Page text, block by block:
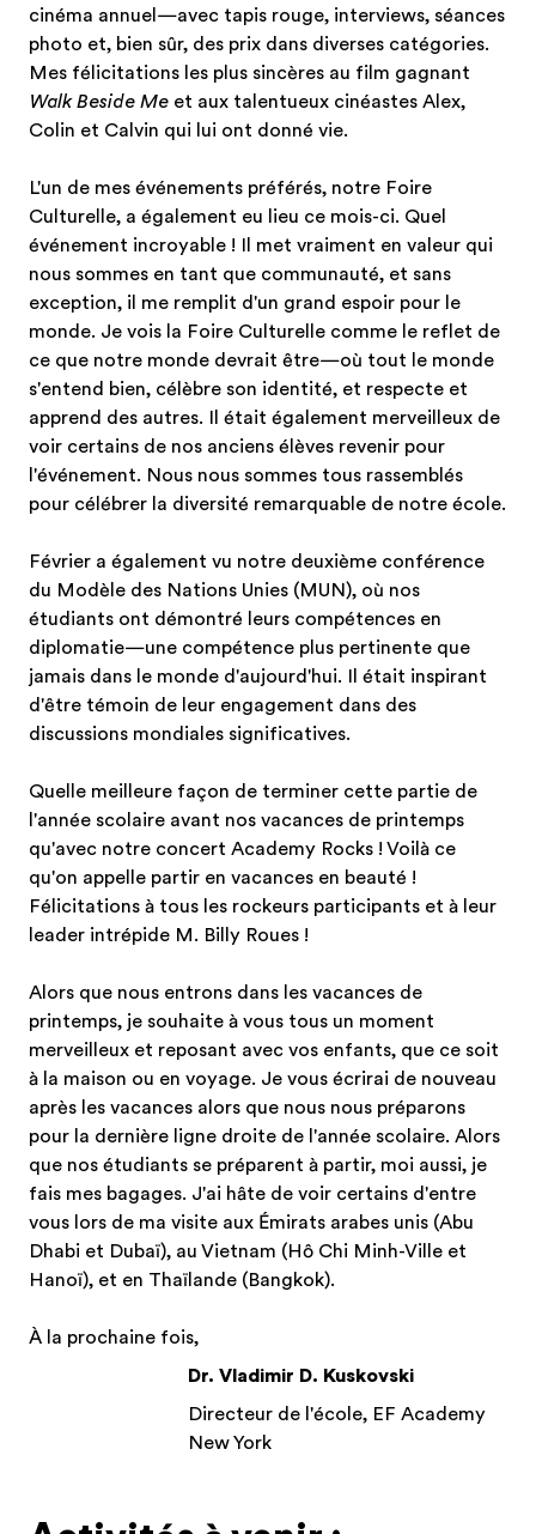
cinéma annuel—avec tapis rouge, interviews, séances
photo et, bien sûr, des prix dans diverses catégories.
Mes félicitations les plus sincères au film gagnant
Walk Beside Me et aux talentueux cinéastes Alex,
Colin et Calvin qui lui ont donné vie.
L'un de mes événements préférés, notre Foire
Culturelle, a également eu lieu ce mois-ci. Quel
événement incroyable ! Il met vraiment en valeur qui
nous sommes en tant que communauté, et sans
exception, il me remplit d'un grand espoir pour le
monde. Je vois la Foire Culturelle comme le reflet de
ce que notre monde devrait être—où tout le monde
s'entend bien, célèbre son identité, et respecte et
apprend des autres. Il était également merveilleux de
voir certains de nos anciens élèves revenir pour
l'événement. Nous nous sommes tous rassemblés
pour célébrer la diversité remarquable de notre école.
Février a également vu notre deuxième conférence
du Modèle des Nations Unies (MUN), où nos
étudiants ont démontré leurs compétences en
diplomatie—une compétence plus pertinente que
jamais dans le monde d'aujourd'hui. Il était inspirant
d'être témoin de leur engagement dans des
discussions mondiales significatives.
Quelle meilleure façon de terminer cette partie de
l'année scolaire avant nos vacances de printemps
qu'avec notre concert Academy Rocks ! Voilà ce
qu'on appelle partir en vacances en beauté !
Félicitations à tous les rockeurs participants et à leur
leader intrépide M. Billy Roues !
Alors que nous entrons dans les vacances de
printemps, je souhaite à vous tous un moment
merveilleux et reposant avec vos enfants, que ce soit
à la maison ou en voyage. Je vous écrirai de nouveau
après les vacances alors que nous nous préparons
pour la dernière ligne droite de l'année scolaire. Alors
que nos étudiants se préparent à partir, moi aussi, je
fais mes bagages. J'ai hâte de voir certains d'entre
vous lors de ma visite aux Émirats arabes unis (Abu
Dhabi et Dubaï), au Vietnam (Hô Chi Minh-Ville et
Hanoï), et en Thaïlande (Bangkok).
À la prochaine fois,
Dr. Vladimir D. Kuskovski
Directeur de l'école, EF Academy
New York